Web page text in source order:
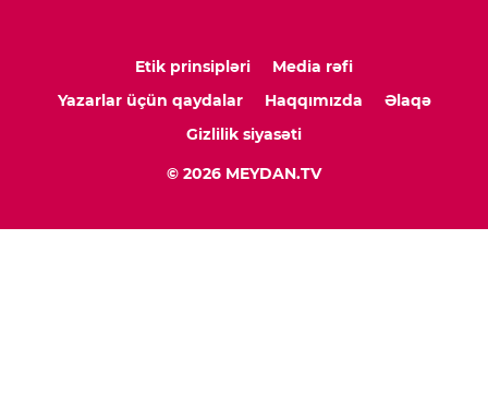
Etik prinsipləri
Media rəfi
Yazarlar üçün qaydalar
Haqqımızda
Əlaqə
Gizlilik siyasəti
© 2026 MEYDAN.TV